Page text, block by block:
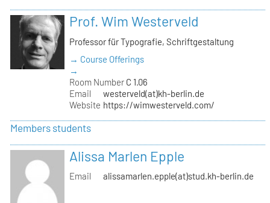
Prof. Wim Westerveld
Professor für Typografie, Schriftgestaltung
→ Course Offerings
→
Room Number C 1.06
Email
westerveld(at)kh-berlin.de
Website https://wimwesterveld.com/
Members students
Alissa Marlen Epple
Email alissamarlen.epple(at)stud.kh-berlin.de